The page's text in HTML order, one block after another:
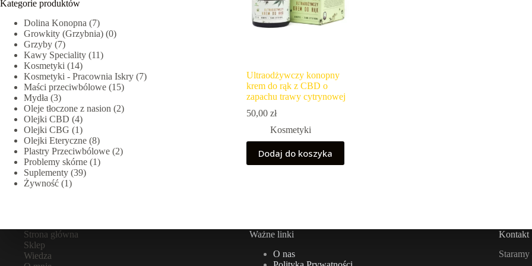
Ultraodżywczy konopny
krem do rąk z CBD o
zapachu trawy cytrynowej
50,00 zł
Kosmetyki
Dodaj do koszyka
Kategorie produktów
Dolina Konopna (7)
Growkity (Grzybnia) (0)
Grzyby (7)
Kawy Speciality (11)
Kosmetyki (14)
Kosmetyki - Pracownia Iskry (7)
Maści przeciwbólowe (15)
Mydła (3)
Oleje tłoczone z nasion (2)
Olejki CBD (4)
Olejki CBG (1)
Olejki Eteryczne (8)
Plastry Przeciwbólowe (2)
Problemy skórne (1)
Suplementy (39)
Żywność (1)
Strona główna
Sklep
Wiedza
Ważne linki
O nas
Kontakt